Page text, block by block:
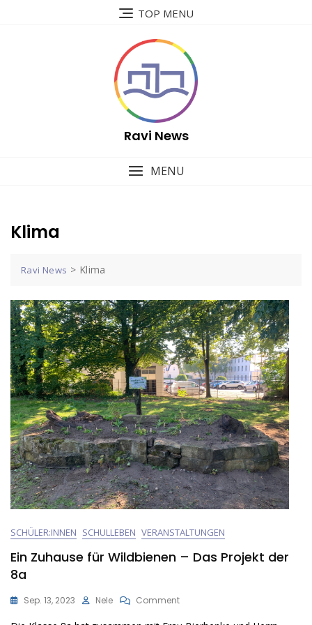
TOP MENU
Ravi News
MENU
Klima
Ravi News > Klima
SCHÜLER:INNEN SCHULLEBEN VERANSTALTUNGEN
Ein Zuhause für Wildbienen – Das Projekt der
8a
Sep. 13, 2023 Nele CommentOn